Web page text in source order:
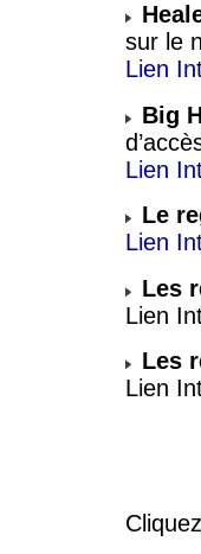
sur le
Lien
Big
Lien
Le
Lien
Les
Lien
Les
Lien